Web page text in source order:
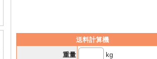
送料計算機
重量
kg